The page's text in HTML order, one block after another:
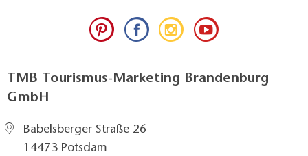
TMB Tourismus-Marketing Brandenburg
GmbH
Babelsberger Straße 26
14473 Potsdam